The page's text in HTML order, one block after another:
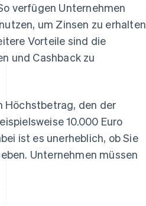
verfügen Unternehmen
um Zinsen zu erhalten
Vorteile sind die
und Cashback zu
Höchstbetrag, den der
10.000 Euro
ist es unerheblich, ob Sie
Unternehmen müssen